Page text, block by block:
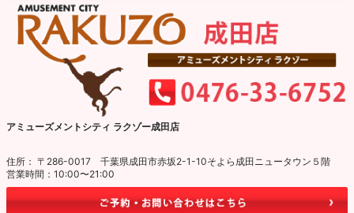
アミューズメントシティ ラクゾー成田店
住所： 〒286-0017 千葉県成田市赤坂2-1-10そよら成田ニュータウン５階
営業時間：10:00〜21:00